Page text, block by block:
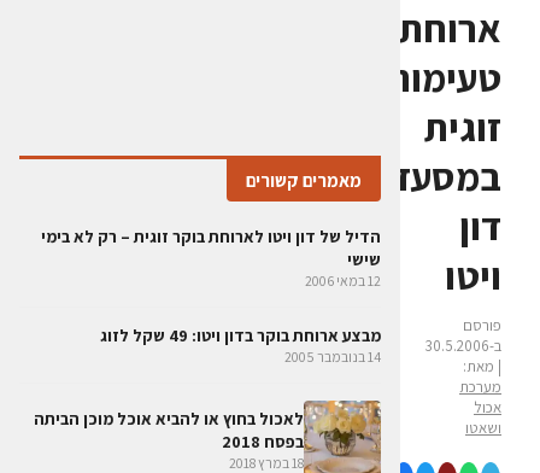
ארוחת
טעימות
זוגית
במסעדת
דון
ויטו
פורסם
ב-30.5.2006
| מאת:
מערכת
אכול
ושאטו
מאמרים קשורים
הדיל של דון ויטו לארוחת בוקר זוגית – רק לא בימי
שישי
12 במאי 2006
מבצע ארוחת בוקר בדון ויטו: 49 שקל לזוג
14 בנובמבר 2005
לאכול בחוץ או להביא אוכל מוכן הביתה
בפסח 2018
18 במרץ 2018